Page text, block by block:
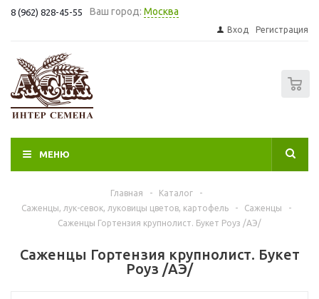
8 (962) 828-45-55 Ваш город: Москва
Вход Регистрация
МЕНЮ
Главная - Каталог
-
Саженцы, лук-севок, луковицы цветов, картофель
- Саженцы
-
Саженцы Гортензия крупнолист. Букет Роуз /АЭ/
Саженцы Гортензия крупнолист. Букет
Роуз /АЭ/